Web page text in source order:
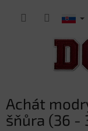
Achát
šňůra (36 -